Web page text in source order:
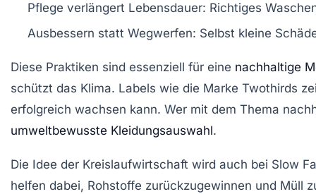
Pflege verlängert Lebensdauer: Richtiges
Ausbessern statt Wegwerfen: Selbst kleine
Diese Praktiken sind essenziell für eine nachhaltige
schützt das Klima. Labels wie die Marke Twothirds
erfolgreich wachsen kann. Wer mit dem Thema
umweltbewusste Kleidungsauswahl.
Die Idee der Kreislaufwirtschaft wird auch bei Slow
helfen dabei, Rohstoffe zurückzugewinnen und Müll